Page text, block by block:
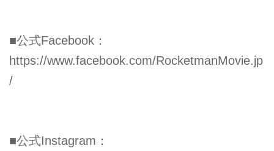
■公式Facebook：
https://www.facebook.com/RocketmanMovie.jp
/
■公式Instagram：